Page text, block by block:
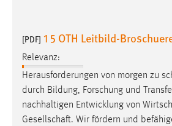
[PDF] 1 5 OTH Leitbild-
Relevanz:
Herausforderungen von morgen zu
durch Bildung, Forschung und
nachhaltigen Entwicklung von
Gesellschaft. Wir fördern und